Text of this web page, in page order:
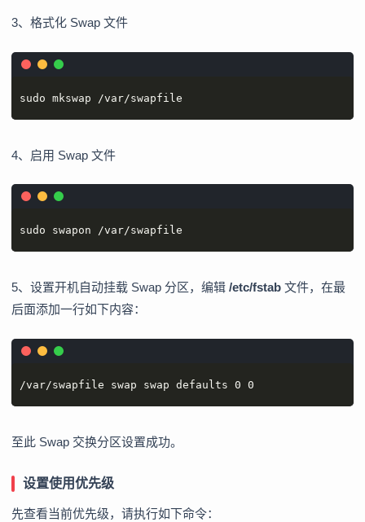
3、格式化 Swap 文件
sudo mkswap /var/swapfile
4、启用 Swap 文件
sudo swapon /var/swapfile
5、设置开机自动挂载 Swap 分区，编辑 /etc/fstab 文件，在最
后面添加一行如下内容：
/var/swapfile swap swap defaults 0 0
至此 Swap 交换分区设置成功。
设置使用优先级
先查看当前优先级，请执行如下命令：